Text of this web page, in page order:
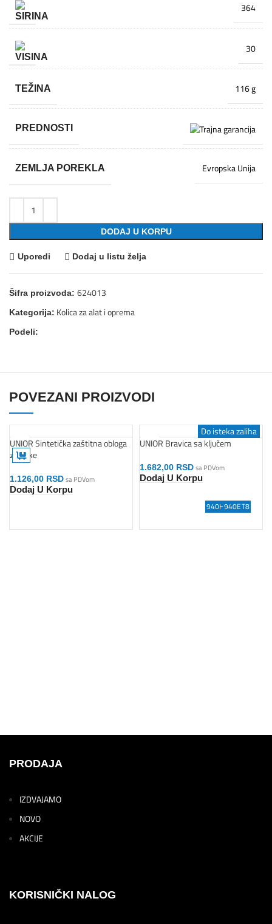
364
30
TEŽINA 116 g
PREDNOSTI
ZEMLJA POREKLA Evropska Unija
DODAJ U KORPU
Uporedi Dodaj u listu želja
Šifra proizvoda: 624013
Kategorija: Kolica za alat i oprema
Podeli:
POVEZANI PROIZVODI
UNIOR Sintetička zaštitna obloga
za fioke
1.126,00 RSDsa PDVom
Dodaj U Korpu
T7
UNIOR Bravica sa ključem
1.682,00 RSDsa PDVom
Dodaj U Korpu
K1
VL964VDE7
V5
Do isteka zaliha
940H2BLOCK
V1
940ES5
T8
PRODAJA
IZDVAJAMO
NOVO
AKCIJE
KORISNIČKI NALOG